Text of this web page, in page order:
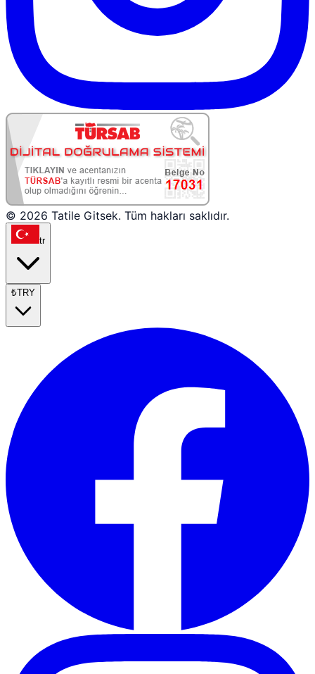
© 2026 Tatile Gitsek. Tüm hakları saklıdır.
tr
₺TRY